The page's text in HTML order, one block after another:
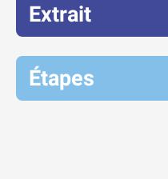
Extrait
Étapes